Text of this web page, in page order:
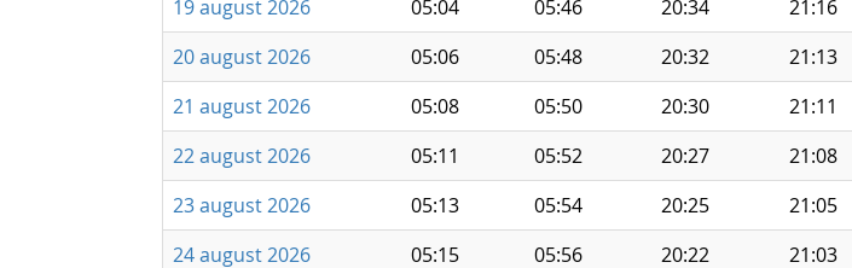
19 august 2026
05:04 05:46 20:34 21:16
20 august 2026
05:06 05:48 20:32 21:13
21 august 2026
05:08 05:50 20:30 21:11
22 august 2026
05:11 05:52 20:27 21:08
23 august 2026
05:13 05:54 20:25 21:05
24 august 2026
05:15 05:56 20:22 21:03